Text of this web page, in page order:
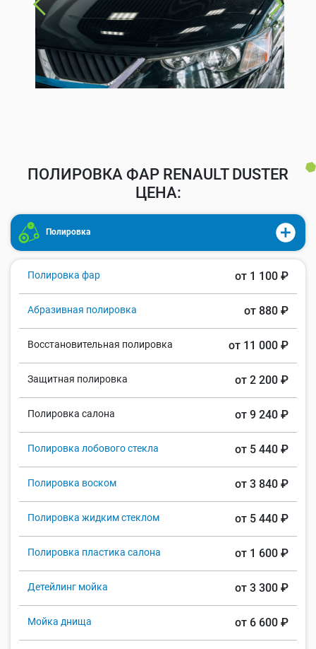
ПОЛИРОВКА ФАР RENAULT DUSTER
ЦЕНА:
Полировка
Полировка фар от 1 100 ₽
Абразивная полировка от 880 ₽
Восстановительная полировка от 11 000 ₽
Защитная полировка от 2 200 ₽
Полировка салона от 9 240 ₽
Полировка лобового стекла от 5 440 ₽
Полировка воском от 3 840 ₽
Полировка жидким стеклом от 5 440 ₽
Полировка пластика салона от 1 600 ₽
Детейлинг мойка от 3 300 ₽
Мойка днища от 6 600 ₽